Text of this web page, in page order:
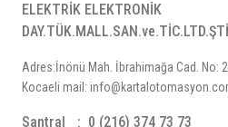
ELEKTRİK ELEKTRONİK
Adres:İnönü Mah. İbrahimağa Cad. No:
Kocaeli mail:
Santral 0 (216) 374 73 73